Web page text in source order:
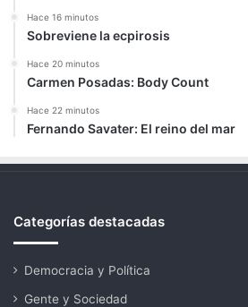
Hace 16 minutos
Sobreviene la ecpirosis
Hace 20 minutos
Carmen Posadas: Body Count
Hace 22 minutos
Fernando Savater: El reino del mar
Categorías destacadas
Democracia y Política
Gente y Sociedad